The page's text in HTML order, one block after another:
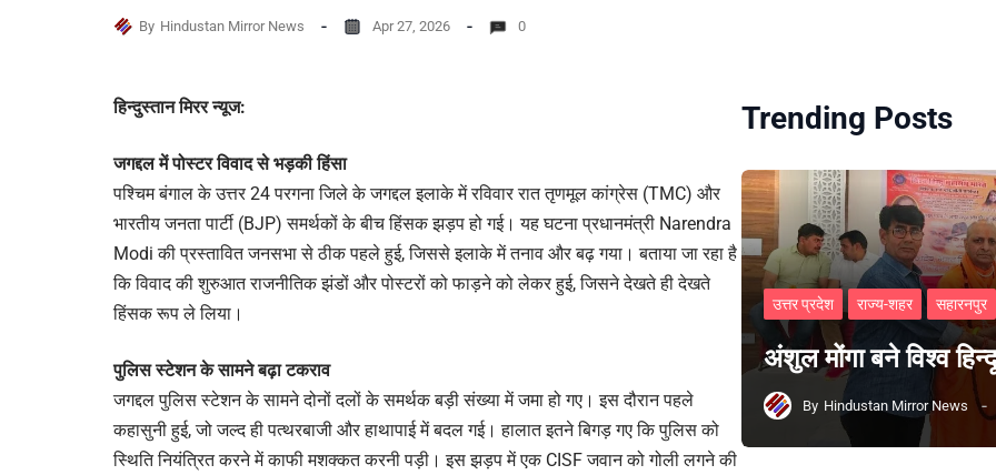
By Hindustan Mirror News Apr 27, 2026 0
हिन्दुस्तान मिरर न्यूज:
जगद्दल में पोस्टर विवाद से भड़की हिंसा
पश्चिम बंगाल के उत्तर 24 परगना जिले के जगद्दल इलाके में रविवार रात तृणमूल कांग्रेस (TMC) और
भारतीय जनता पार्टी (BJP) समर्थकों के बीच हिंसक झड़प हो गई। यह घटना प्रधानमंत्री Narendra
Modi की प्रस्तावित जनसभा से ठीक पहले हुई, जिससे इलाके में तनाव और बढ़ गया। बताया जा रहा है
कि विवाद की शुरुआत राजनीतिक झंडों और पोस्टरों को फाड़ने को लेकर हुई, जिसने देखते ही देखते
हिंसक रूप ले लिया।
पुलिस स्टेशन के सामने बढ़ा टकराव
जगद्दल पुलिस स्टेशन के सामने दोनों दलों के समर्थक बड़ी संख्या में जमा हो गए। इस दौरान पहले
कहासुनी हुई, जो जल्द ही पत्थरबाजी और हाथापाई में बदल गई। हालात इतने बिगड़ गए कि पुलिस को
स्थिति नियंत्रित करने में काफी मशक्कत करनी पड़ी। इस झड़प में एक CISF जवान को गोली लगने की
Trending Posts
उत्तर प्रदेश राज्य-शहर सहारनपुर
अंशुल मोंगा बने विश्व
By Hindustan Mirror News